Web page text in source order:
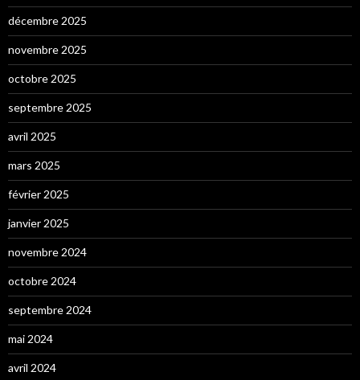
décembre 2025
novembre 2025
octobre 2025
septembre 2025
avril 2025
mars 2025
février 2025
janvier 2025
novembre 2024
octobre 2024
septembre 2024
mai 2024
avril 2024